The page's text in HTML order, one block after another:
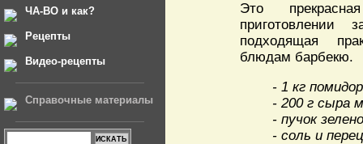
ЧА-ВО и как?
Рецепты
Видео-рецепты
Справочные материалы
Это
приготовлении
подходящая
блюдам барбекю.
- 1 кг
- 200 г сыра
- пучок
- соль и